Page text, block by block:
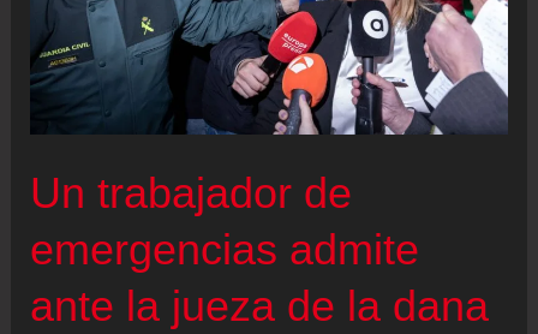
hablarán
este
domingo
al
la
presión
la
Un trabajador de
emergencias admite
ante la jueza de la dana